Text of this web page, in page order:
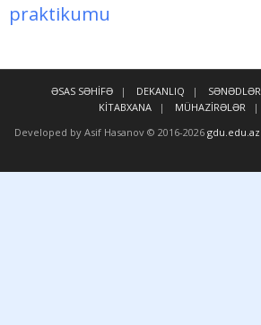
praktikumu
ƏSAS SƏHİFƏ DEKANLIQ SƏNƏDLƏR
KİTABXANA
MÜHAZİRƏLƏR
Developed by Asif Hasanov © 2016-2026 gdu.edu.az